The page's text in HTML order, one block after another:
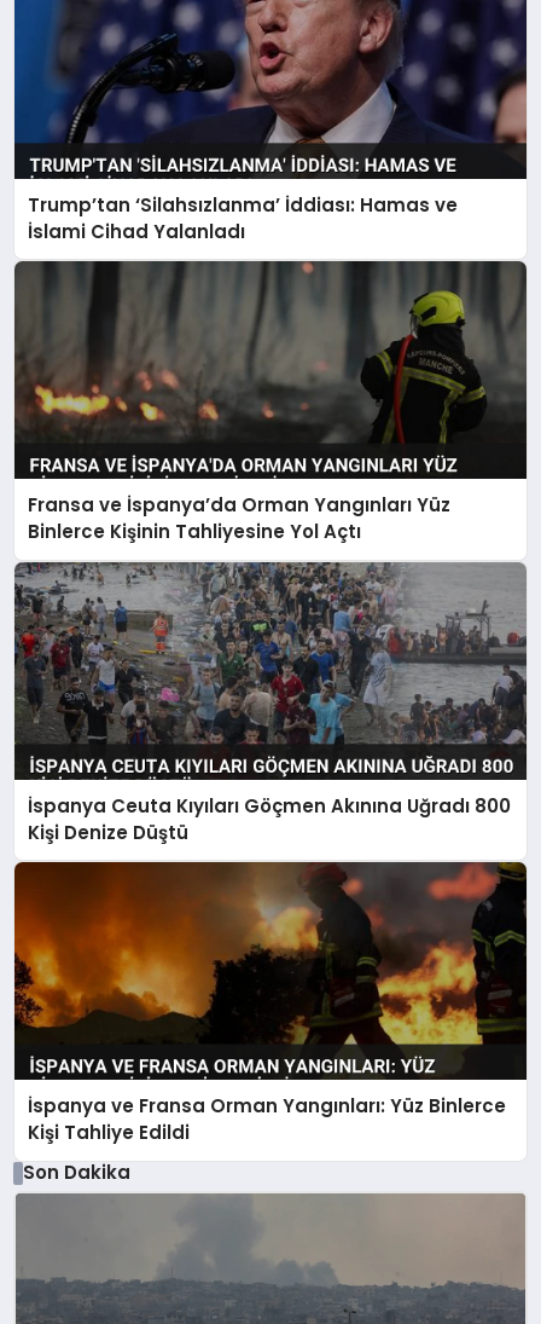
Trump’tan ‘Silahsızlanma’ İddiası: Hamas ve
İslami Cihad Yalanladı
Fransa ve İspanya’da Orman Yangınları Yüz
Binlerce Kişinin Tahliyesine Yol Açtı
İspanya Ceuta Kıyıları Göçmen Akınına Uğradı 800
Kişi Denize Düştü
İspanya ve Fransa Orman Yangınları: Yüz Binlerce
Kişi Tahliye Edildi
Son Dakika